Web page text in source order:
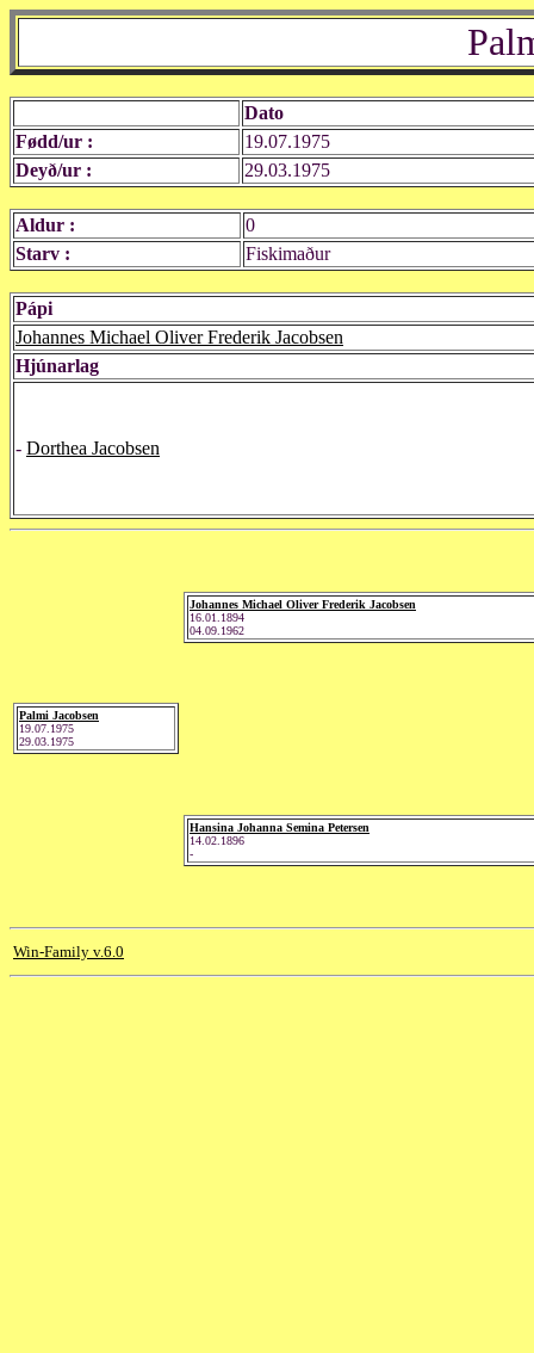
Dato
Fødd/ur :
19.07.1975
Deyð/ur :
29.03.1975
Aldur :
0
Starv :
Fiskimaður
Pápi
Johannes Michael Oliver Frederik Jacobsen
Hjúnarlag
- Dorthea Jacobsen
Palmi Jacobsen
19.07.1975
29.03.1975
Johannes Michael Oliver Frederik Jacobsen
16.01.1894
04.09.1962
Hansina Johanna Semina Petersen
14.02.1896
-
Win-Family v.6.0